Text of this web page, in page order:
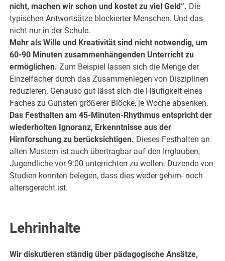
nicht, machen wir schon und kostet zu viel Geld“. Die
typischen Antwortsätze blockierter Menschen. Und das
nicht nur in der Schule.
Mehr als Wille und Kreativität sind nicht notwendig, um
60-90 Minuten zusammenhängenden Unterricht zu
ermöglichen. Zum Beispiel lassen sich die Menge der
Einzelfächer durch das Zusammenlegen von Disziplinen
reduzieren. Genauso gut lässt sich die Häufigkeit eines
Faches zu Gunsten größerer Blöcke, je Woche absenken.
Das Festhalten am 45-Minuten-Rhythmus entspricht der
wiederholten Ignoranz, Erkenntnisse aus der
Hirnforschung zu berücksichtigen. Dieses Festhalten an
alten Mustern ist auch übertragbar auf den Irrglauben,
Jugendliche vor 9:00 unterrichten zu wollen. Duzende von
Studien konnten belegen, dass dies weder gehirn- noch
altersgerecht ist.
Lehrinhalte
Wir diskutieren ständig über pädagogische Ansätze,